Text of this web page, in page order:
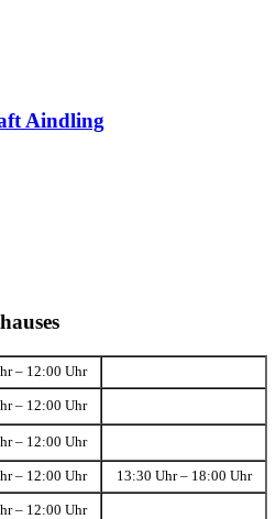
Aindling
– 12:00 Uhr
– 12:00 Uhr
– 12:00 Uhr
– 12:00 Uhr 13:30 Uhr – 18:00 Uhr
– 12:00 Uhr